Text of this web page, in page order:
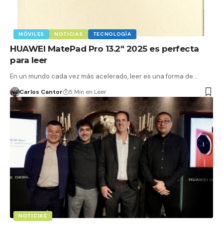
MÓVILES NOTICIAS TECNOLOGÍA
HUAWEI MatePad Pro 13.2″ 2025 es perfecta
para leer
En un mundo cada vez más acelerado, leer es una forma de…
Carlos Cantor 5 Min en Leer
NOTICIAS